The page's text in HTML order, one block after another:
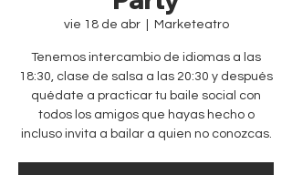
vie 18 de abr
  |
Marketeatro
Tenemos intercambio de idiomas a las
18:30, clase de salsa a las 20:30 y después
quédate a practicar tu baile social con
todos los amigos que hayas hecho o
incluso invita a bailar a quien no conozcas.